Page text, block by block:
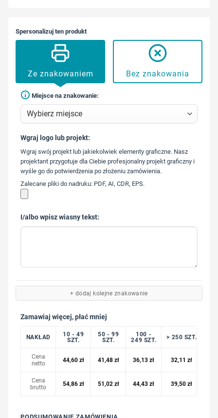
Spersonalizuj ten produkt
Ze znakowaniem Bez znakowania
Miejsce na znakowanie:
573 568
217
Wgraj logo lub projekt:
Wgraj swój projekt lub jakiekolwiek elementy graficzne. Nasz
projektant przygotuje dla Ciebie profesjonalny projekt graficzny i
wyśle go do potwierdzenia po złożeniu zamówienia.
Zalecane pliki do nadruku: PDF, AI, CDR, EPS.
I/albo wpisz wiasny tekst:
+ dodaj kolejne znakowanie
Zamawiaj więcej, płać mniej
NAKŁAD
10 - 49
SZT.
50 - 99
SZT.
100 -
249 SZT.
> 250 SZT.
Cena
netto
44,60 zł 41,48 zł 36,13zł 32,11zł
Cena
brutto
54,86 zł 51,02 zł 44,43zł 39,50zł